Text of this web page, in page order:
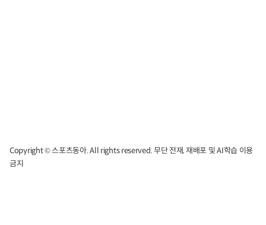
Copyright © 스포츠동아. All rights reserved. 무단 전재, 재배포 및 AI학습 이용
금지